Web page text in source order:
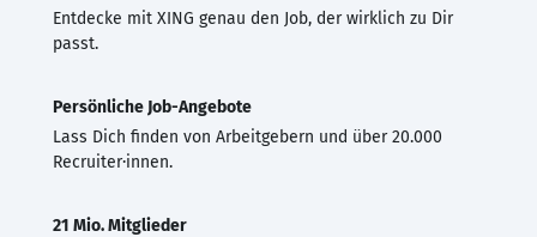
Entdecke mit XING genau den Job, der wirklich zu Dir
passt.
Persönliche Job-Angebote
Lass Dich finden von Arbeitgebern und über 20.000
Recruiter·innen.
21 Mio. Mitglieder